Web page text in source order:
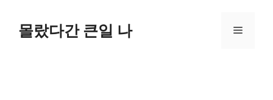
몰랐다간 큰일 나 메